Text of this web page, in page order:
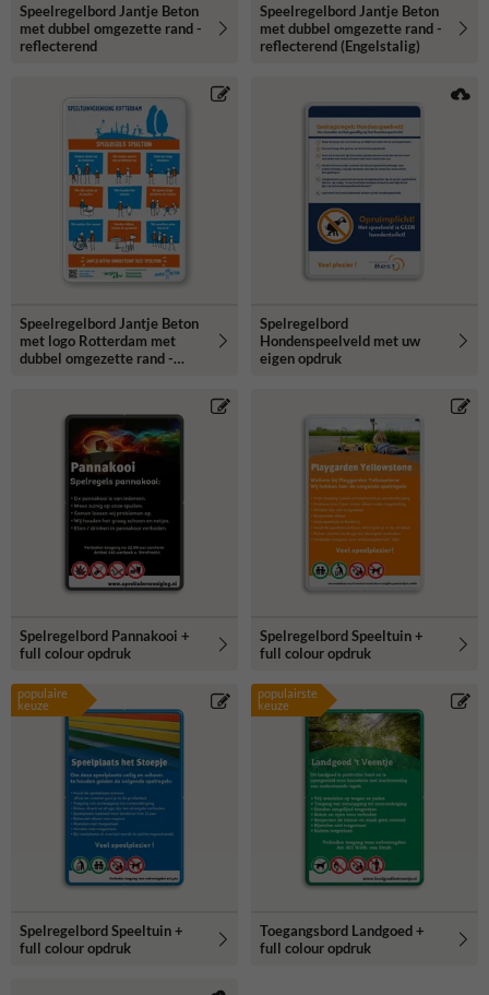
Speelregelbord Jantje Beton
met dubbel omgezette rand -
reflecterend
Speelregelbord Jantje Beton
met dubbel omgezette rand -
reflecterend (Engelstalig)
Speelregelbord Jantje Beton
met logo Rotterdam met
dubbel omgezette rand -
Spelregelbord
Hondenspeelveld met uw
eigen opdruk
Spelregelbord Pannakooi +
full colour opdruk
Spelregelbord Speeltuin +
full colour opdruk
populaire
keuze
Spelregelbord Speeltuin +
full colour opdruk
populairste
keuze
Toegangsbord Landgoed +
full colour opdruk